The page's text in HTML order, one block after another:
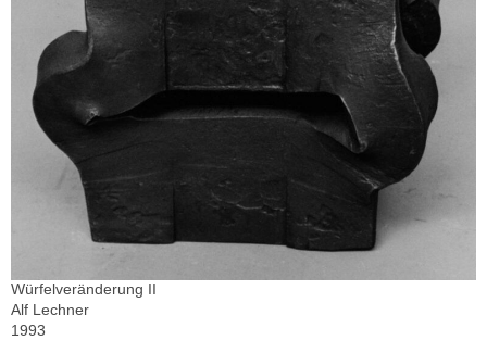
Würfelveränderung II
Alf Lechner
1993